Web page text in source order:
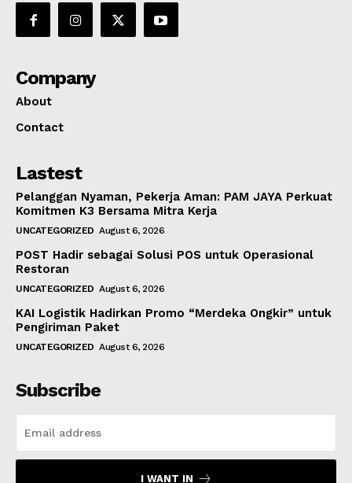
Company
About
Contact
Lastest
Pelanggan Nyaman, Pekerja Aman: PAM JAYA Perkuat
Komitmen K3 Bersama Mitra Kerja
UNCATEGORIZED August 6, 2026
POST Hadir sebagai Solusi POS untuk Operasional
Restoran
UNCATEGORIZED August 6, 2026
KAI Logistik Hadirkan Promo “Merdeka Ongkir” untuk
Pengiriman Paket
UNCATEGORIZED August 6, 2026
Subscribe
I WANT IN